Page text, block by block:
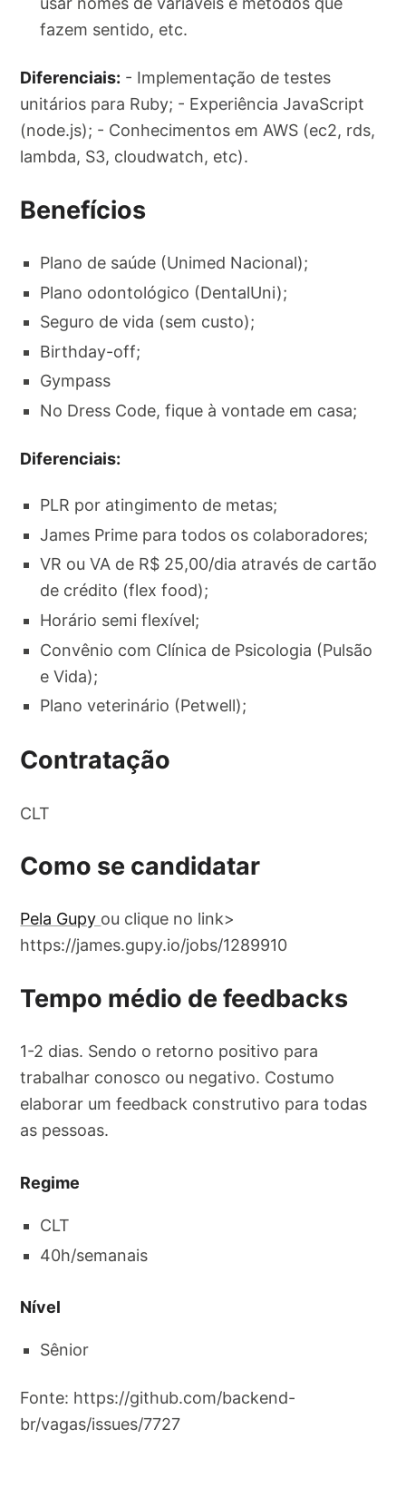
fazem sentido, etc.
Diferenciais: - Implementação de testes
unitários para Ruby; - Experiência JavaScript
(node.js); - Conhecimentos em AWS (ec2, rds,
lambda, S3, cloudwatch, etc).
Benefícios
Plano de saúde (Unimed Nacional);
Plano odontológico (DentalUni);
Seguro de vida (sem custo);
Birthday-off;
Gympass
No Dress Code, fique à vontade em casa;
Diferenciais:
PLR por atingimento de metas;
James Prime para todos os colaboradores;
VR ou VA de R$ 25,00/dia através de cartão
de crédito (flex food);
Horário semi flexível;
Convênio com Clínica de Psicologia (Pulsão
e Vida);
Plano veterinário (Petwell);
Contratação
CLT
Como se candidatar
Pela Gupy ou clique no link>
https://james.gupy.io/jobs/1289910
Tempo médio de feedbacks
1-2 dias. Sendo o retorno positivo para
trabalhar conosco ou negativo. Costumo
elaborar um feedback construtivo para todas
as pessoas.
Regime
CLT
40h/semanais
Nível
Sênior
Fonte: https://github.com/backend-
br/vagas/issues/7727